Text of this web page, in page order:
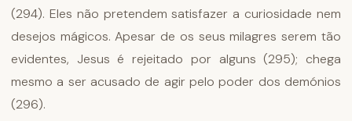
(294). Eles não pretendem satisfazer a curiosidade nem
desejos mágicos. Apesar de os seus milagres serem tão
evidentes, Jesus é rejeitado por alguns (295); chega
mesmo a ser acusado de agir pelo poder dos demónios
(296).